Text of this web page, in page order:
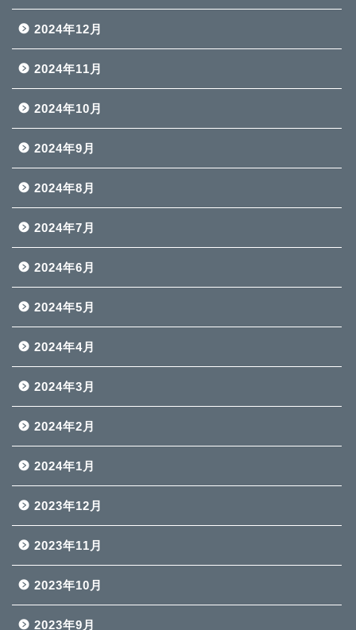
2024年12月
2024年11月
2024年10月
2024年9月
2024年8月
2024年7月
2024年6月
2024年5月
2024年4月
2024年3月
2024年2月
2024年1月
2023年12月
2023年11月
2023年10月
2023年9月